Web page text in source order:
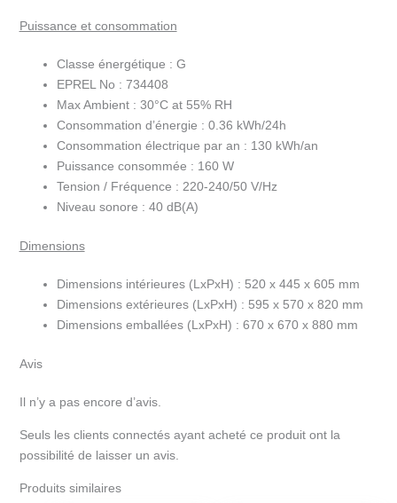
Puissance et consommation
Classe énergétique : G
EPREL No : 734408
Max Ambient : 30°C at 55% RH
Consommation d’énergie : 0.36 kWh/24h
Consommation électrique par an : 130 kWh/an
Puissance consommée : 160 W
Tension / Fréquence : 220-240/50 V/Hz
Niveau sonore : 40 dB(A)
Dimensions
Dimensions intérieures (LxPxH) : 520 x 445 x 605 mm
Dimensions extérieures (LxPxH) : 595 x 570 x 820 mm
Dimensions emballées (LxPxH) : 670 x 670 x 880 mm
Avis
Il n’y a pas encore d’avis.
Seuls les clients connectés ayant acheté ce produit ont la
possibilité de laisser un avis.
Produits similaires